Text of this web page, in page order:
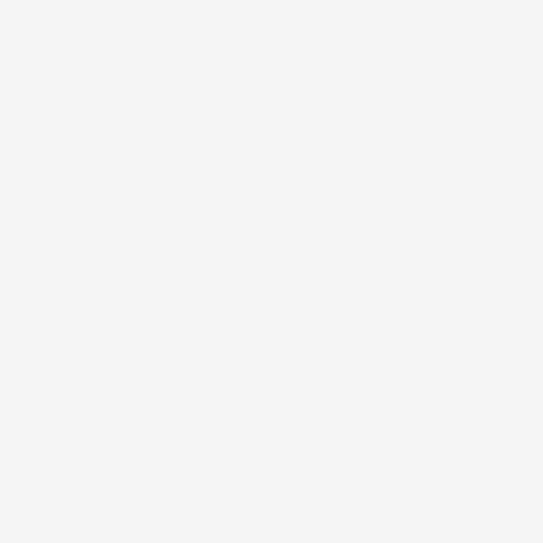
sưng đau, ngăn chặn quá trình phá hủy các mô, giúp kích
hoạt động của gan và thận hai cơ quan quan trọng trong việc
kháng cho người bị gout.
giúp giảm nồng độ axit uric trong máu – nguyên nhân cốt
giảm. Đồng thời, sản phẩm còn hỗ trợ ngăn ngừa tái phát,
phát gout lẫn người đã mắc bệnh lâu năm.